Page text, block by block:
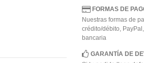
FORMAS DE
Nuestras formas de
crédito/débito,
bancaria
GARANTÍA DE